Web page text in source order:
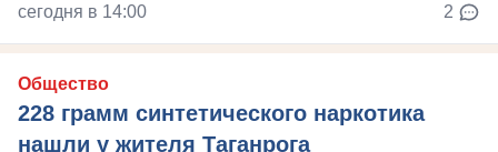
сегодня в 14:00 2
Общество
228 грамм синтетического наркотика
нашли у жителя Таганрога